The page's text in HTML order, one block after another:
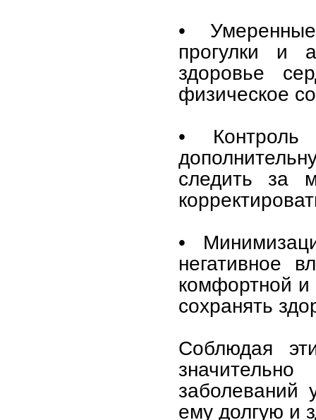
•
прогулки и
здоровье
физическое
•
следить за
•
негативное
комфортной и
сохранять
Соблюдая
заболеваний
ему долгую и